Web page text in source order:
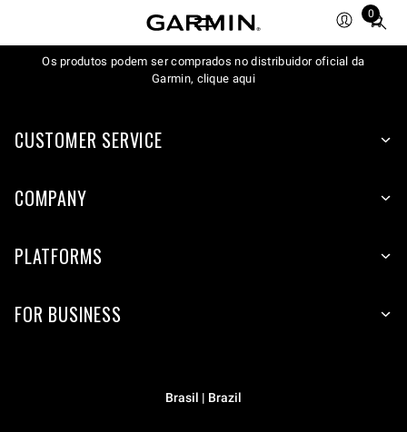
0
Total
items
in
Os produtos podem ser comprados no distribuidor oficial da
Garmin, clique aqui
CUSTOMER SERVICE
COMPANY
PLATFORMS
FOR BUSINESS
Brasil | Brazil